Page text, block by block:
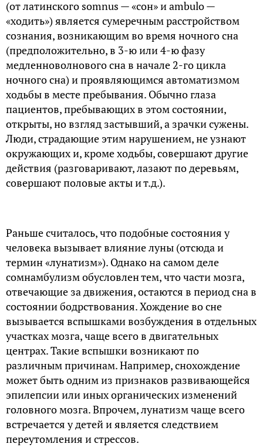
(от латинского somnus — «сон» и ambulo —
«ходить») является сумеречным расстройством
сознания, возникающим во время ночного сна
(предположительно, в 3-ю или 4-ю фазу
медленноволнового сна в начале 2-го цикла
ночного сна) и проявляющимся автоматизмом
ходьбы в месте пребывания. Обычно глаза
пациентов, пребывающих в этом состоянии,
открыты, но взгляд застывший, а зрачки сужены.
Люди, страдающие этим нарушением, не узнают
окружающих и, кроме ходьбы, совершают другие
действия (разговаривают, лазают по деревьям,
совершают половые акты и т.д.).
Раньше считалось, что подобные состояния у
человека вызывает влияние луны (отсюда и
термин «лунатизм»). Однако на самом деле
сомнамбулизм обусловлен тем, что части мозга,
отвечающие за движения, остаются в период сна в
состоянии бодрствования. Хождение во сне
вызывается вспышками возбуждения в отдельных
участках мозга, чаще всего в двигательных
центрах. Такие вспышки возникают по
различным причинам. Например, снохождение
может быть одним из признаков развивающейся
эпилепсии или иных органических изменений
головного мозга. Впрочем, лунатизм чаще всего
встречается у детей и является следствием
переутомления и стрессов.